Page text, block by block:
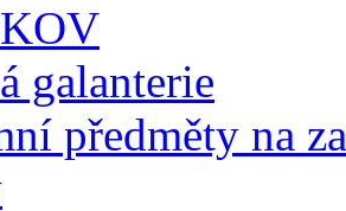
galanterie
předměty na